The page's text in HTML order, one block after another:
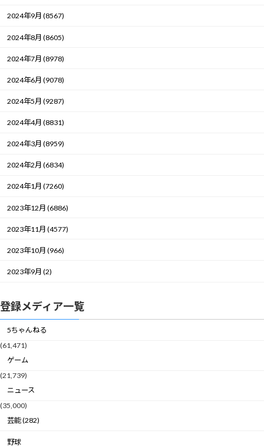
2024年9月 (8567)
2024年8月 (8605)
2024年7月 (8978)
2024年6月 (9078)
2024年5月 (9287)
2024年4月 (8831)
2024年3月 (8959)
2024年2月 (6834)
2024年1月 (7260)
2023年12月 (6886)
2023年11月 (4577)
2023年10月 (966)
2023年9月 (2)
登録メディア一覧
5ちゃんねる
(61,471)
ゲーム
(21,739)
ニュース
(35,000)
芸能 (282)
野球